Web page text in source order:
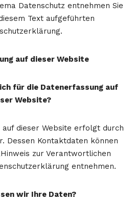
Datenschutz entnehmen Sie
Text aufgeführten
auf dieser Website
für die Datenerfassung auf
Website?
dieser Website erfolgt durch
Dessen Kontaktdaten können
zur Verantwortlichen
entnehmen.
wir Ihre Daten?